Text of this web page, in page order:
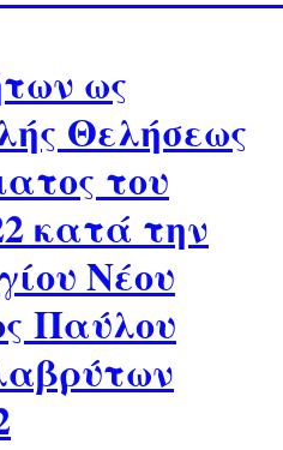
ως
Θελήσεως
του
κατά την
Νέου
Παύλου